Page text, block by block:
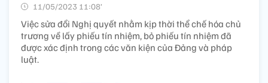
11/05/2023 11:08’
Việc sửa đổi Nghị quyết nhằm kịp thời thể chế hóa chủ
trương về lấy phiếu tín nhiệm, bỏ phiếu tín nhiệm đã
được xác định trong các văn kiện của Đảng và pháp
luật.